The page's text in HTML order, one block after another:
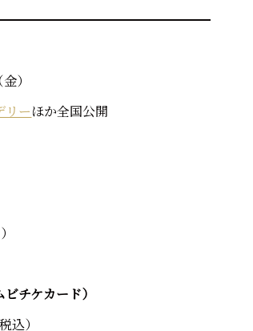
）
リーほか全国公開
チケカード）
込）